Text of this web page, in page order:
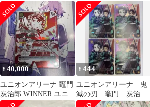
鬼滅の刃
ト プロモ
¥40,000
ユニオンアリーナ 竈門
炭治郎 WINNER ユニオ
ンレア 優勝 鬼滅の
¥444
ユニオンアリーナ 鬼
滅の刃 竈門 炭治
郎 プロモ ×4